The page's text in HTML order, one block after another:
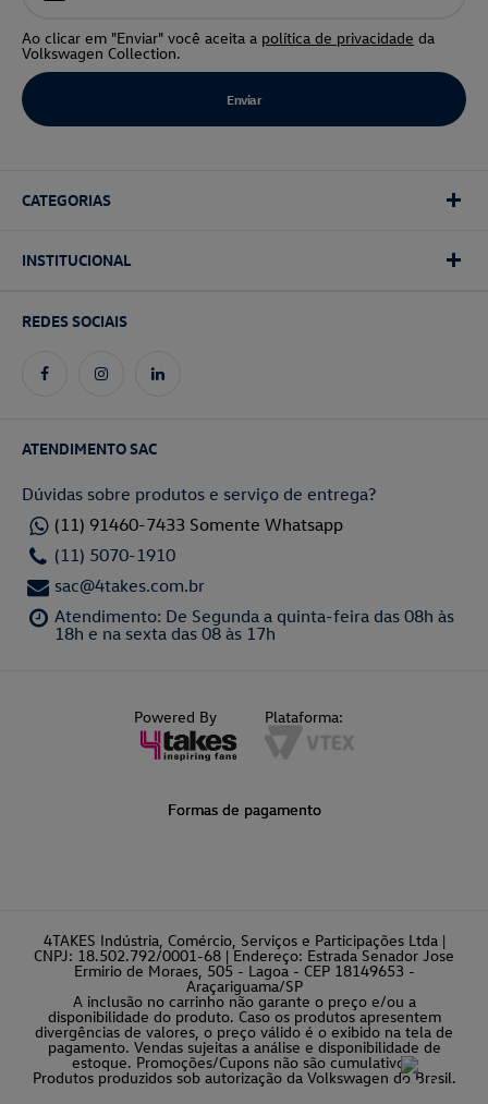
Ao clicar em "Enviar" você aceita a política de privacidade da
Volkswagen Collection.
CATEGORIAS
INSTITUCIONAL
REDES SOCIAIS
ATENDIMENTO SAC
Dúvidas sobre produtos e serviço de entrega?
(11) 91460-7433 Somente Whatsapp
(11) 5070-1910
sac@4takes.com.br
Atendimento: De Segunda a quinta-feira das 08h às
18h e na sexta das 08 às 17h
Powered By Plataforma:
Formas de pagamento
4TAKES Indústria, Comércio, Serviços e Participações Ltda |
CNPJ: 18.502.792/0001-68 | Endereço: Estrada Senador Jose
Ermirio de Moraes, 505 - Lagoa - CEP 18149653 -
Araçariguama/SP
A inclusão no carrinho não garante o preço e/ou a
disponibilidade do produto. Caso os produtos apresentem
divergências de valores, o preço válido é o exibido na tela de
pagamento. Vendas sujeitas a análise e disponibilidade de
estoque. Promoções/Cupons não são cumulativos.
Produtos produzidos sob autorização da Volkswagen do Brasil.